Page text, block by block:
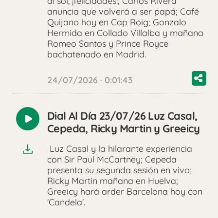
anuncia que volverá a ser papá; Café
Quijano hoy en Cap Roig; Gonzalo
Hermida en Collado Villalba y mañana
Romeo Santos y Prince Royce
bachatenado en Madrid.
24/07/2026 · 0:01:43
Reproducir
audio
Dial Al Día 23/07/26 Luz Casal,
Cepeda, Ricky Martin y Greeicy
Luz Casal y la hilarante experiencia
con Sir Paul McCartney; Cepeda
presenta su segunda sesión en vivo;
Ricky Martin mañana en Huelva;
Greeicy hará arder Barcelona hoy con
'Candela'.